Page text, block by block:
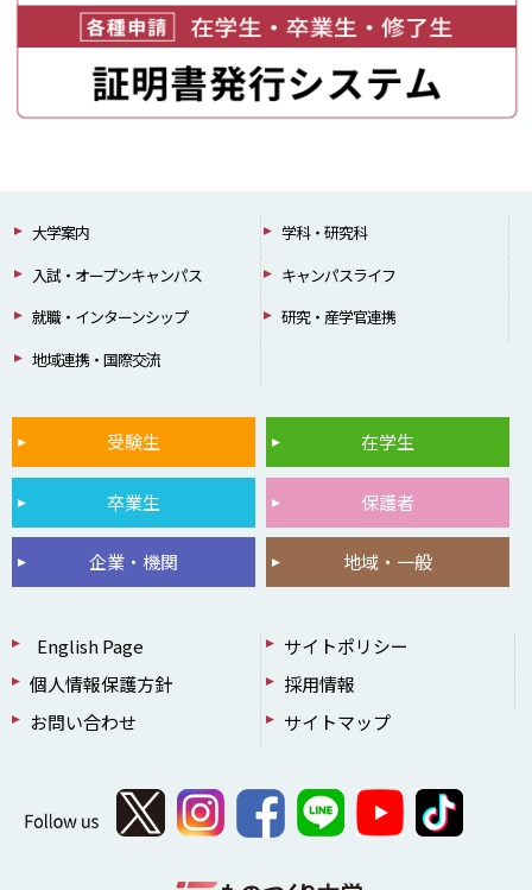
大学案内
学科・研究科
入試・オープンキャンパス
キャンパスライフ
就職・インターンシップ
研究・産学官連携
地域連携・国際交流
受験生 在学生
卒業生 保護者
企業・機関 地域・一般
English Page
サイトポリシー
個人情報保護方針
採用情報
お問い合わせ
サイトマップ